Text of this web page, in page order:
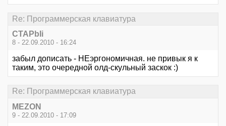
Re: Программерская клавиатура
CTAPbIi
8 - 22.09.2010 - 16:24
забыл дописать - НЕэргономичная. не привык я к
таким, это очередной олд-скульный заскок :)
Re: Программерская клавиатура
MEZON
9 - 22.09.2010 - 17:09